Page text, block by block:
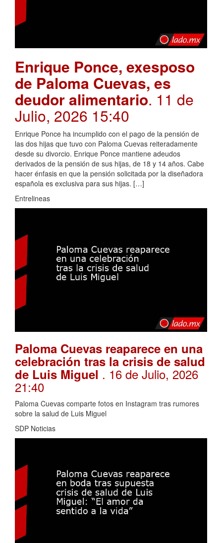
Enrique Ponce, exesposo
de Paloma Cuevas, es
deudor alimentario. 11 de
Julio, 2026 15:40
Enrique Ponce ha incumplido con el pago de la pensión de
las dos hijas que tuvo con Paloma Cuevas reiteradamente
desde su divorcio. Enrique Ponce mantiene adeudos
derivados de la pensión de sus hijas, de 18 y 14 años. Cabe
hacer énfasis en que la pensión solicitada por la diseñadora
española es exclusiva para sus hijas. […]
Entrelineas
Paloma Cuevas reaparece en una
celebración tras la crisis de salud
de Luis Miguel . 16 de Julio, 2026
21:40
Paloma Cuevas comparte fotos en Instagram tras rumores
sobre la salud de Luis Miguel
SDP Noticias